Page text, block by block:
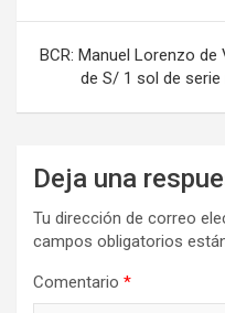
entradas
BCR: Manuel Lorenzo
de S/ 1 sol de
Deja una
Tu dirección de correo
campos obligatorios
Comentario *